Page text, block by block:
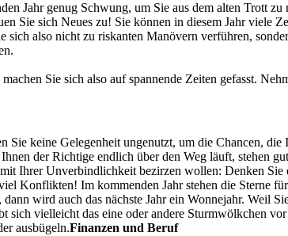
Jahr genug Schwung, um Sie aus dem alten Trott
Sie sich Neues zu! Sie können in diesem Jahr viele
sich also nicht zu riskanten Manövern verführen,
Sie sich also auf spannende Zeiten gefasst.
keine Gelegenheit ungenutzt, um die Chancen,
der Richtige endlich über den Weg läuft, stehen
Ihrer Unverbindlichkeit bezirzen wollen: Denken
Konflikten! Im kommenden Jahr stehen die Sterne
wird auch das nächste Jahr ein Wonnejahr. Weil
sich vielleicht das eine oder andere Sturmwölkchen
ausbügeln.Finanzen und Beruf